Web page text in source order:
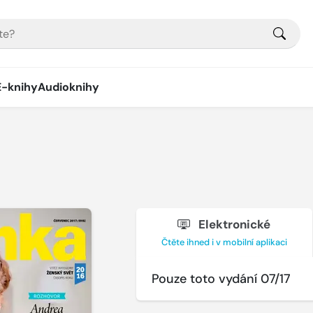
knihyAudioknihy
Elektronické
Čtěte ihned i v mobilní aplikaci
Pouze toto vydání 07/17